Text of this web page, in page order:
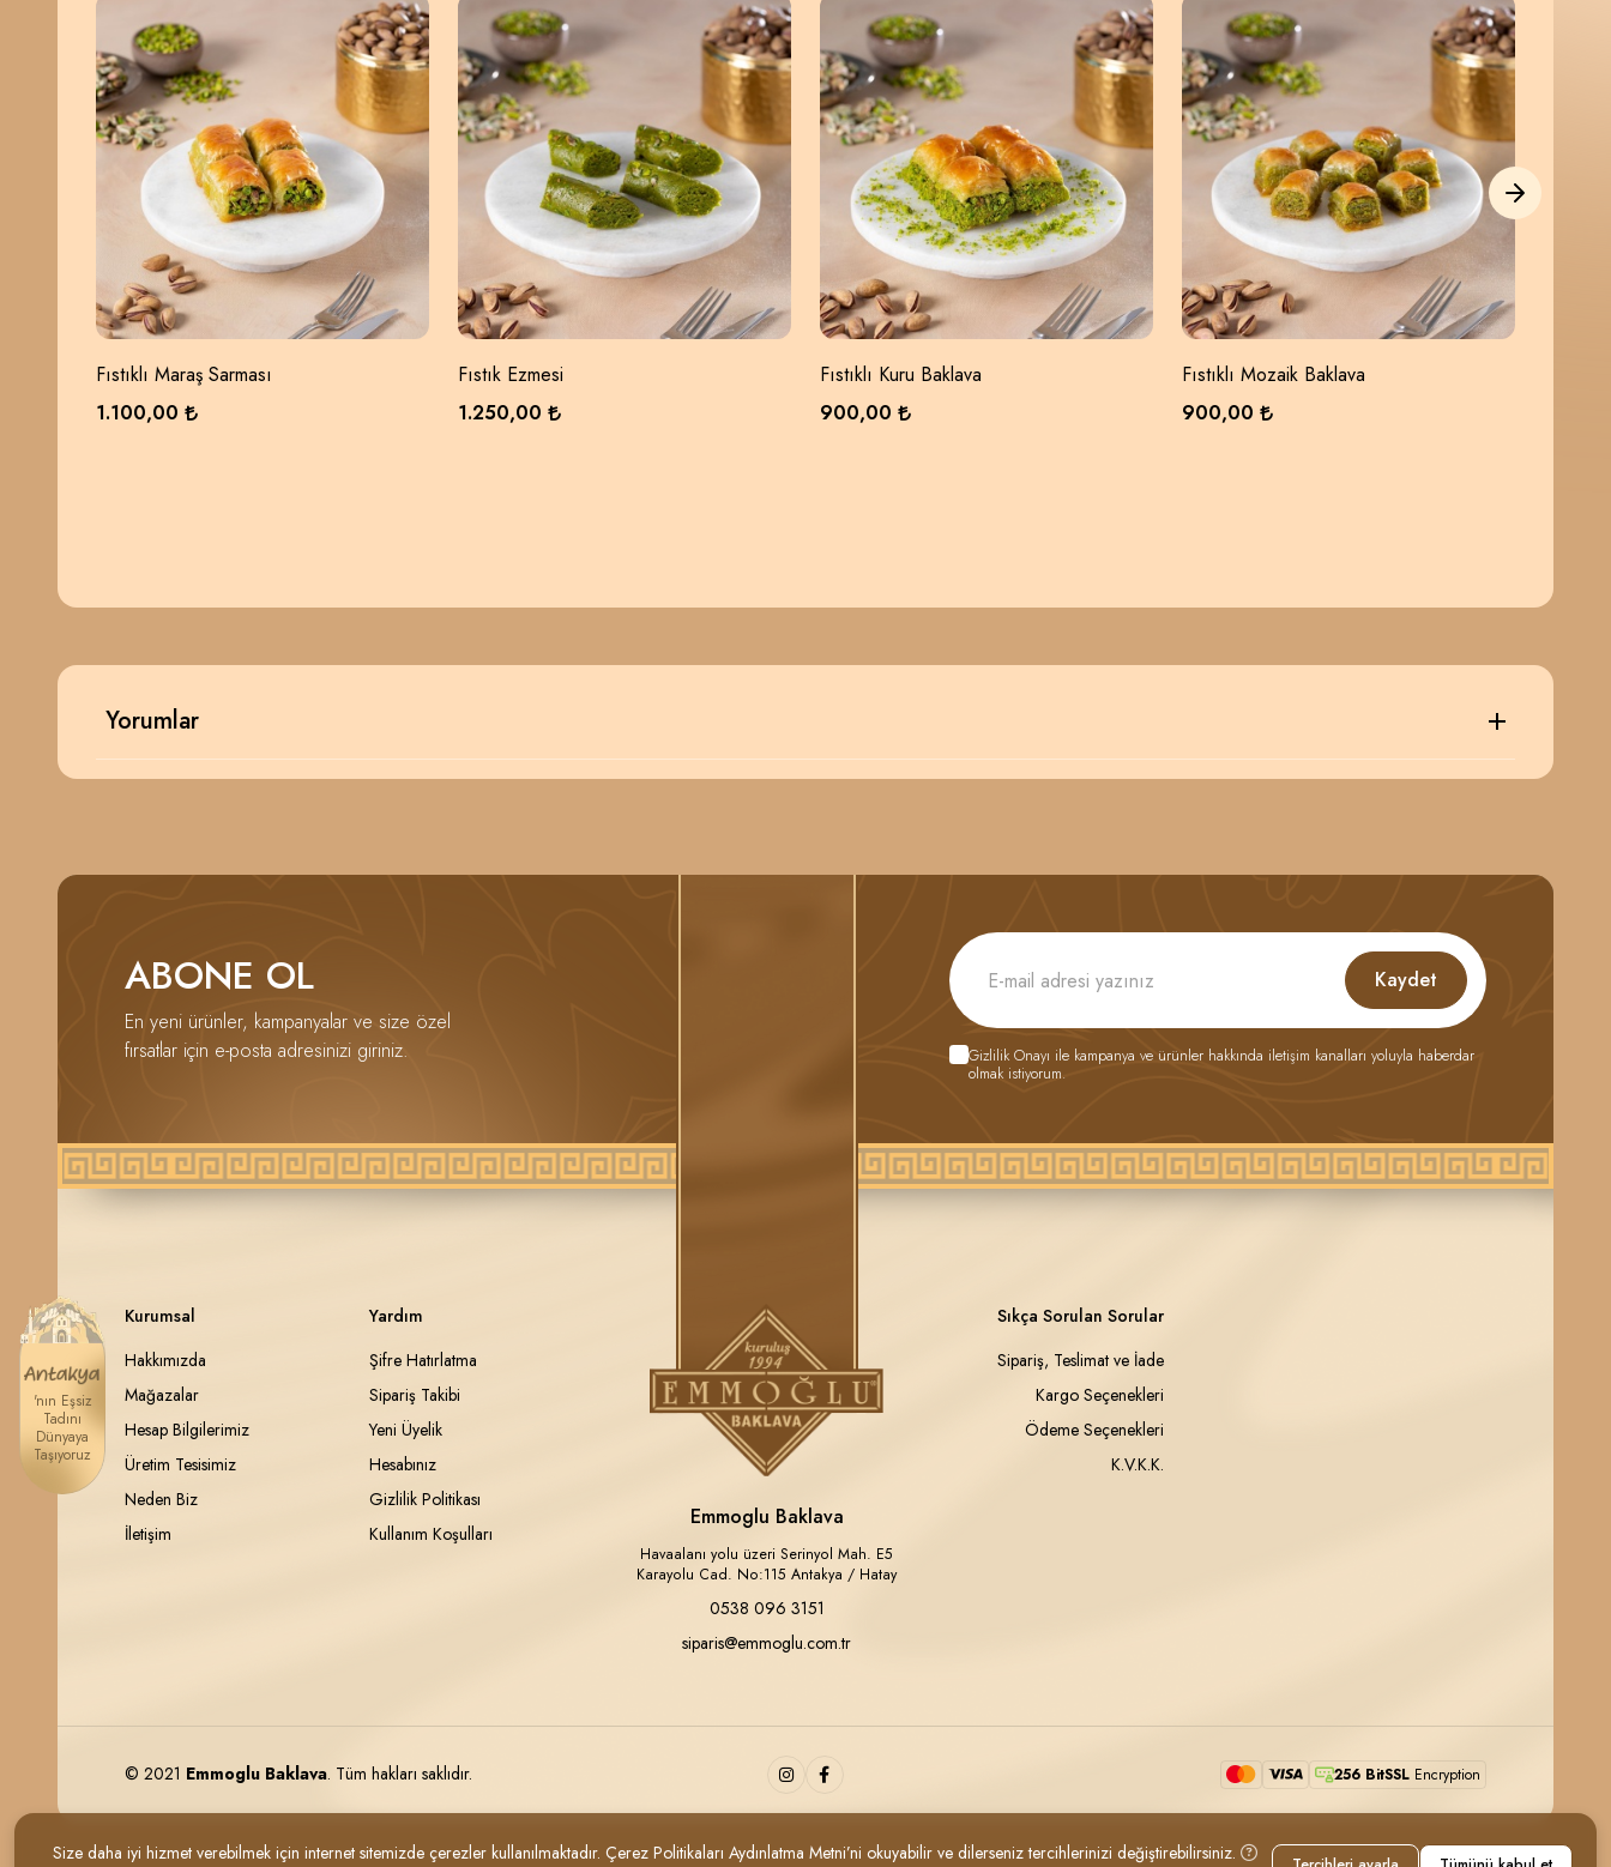
Fıstıklı Maraş Sarması
1.100,00
Fıstık Ezmesi
1.250,00
Fıstıklı Kuru Baklava
900,00
Fıstıklı Mozaik Baklava
900,00
Yorumlar
ABONE OL
En yeni ürünler, kampanyalar ve size özel
fırsatlar için e-posta adresinizi giriniz.
Kaydet
Gizlilik Onayı ile kampanya ve ürünler hakkında iletişim kanalları yoluyla haberdar
olmak istiyorum.
Kurumsal
Hakkımızda
Mağazalar
Hesap Bilgilerimiz
Üretim Tesisimiz
Neden Biz
İletişim
Yardım
Şifre Hatırlatma
Sipariş Takibi
Yeni Üyelik
Hesabınız
Gizlilik Politikası
Kullanım Koşulları
Sıkça Sorulan Sorular
Sipariş, Teslimat ve İade
Kargo Seçenekleri
Ödeme Seçenekleri
K.V.K.K.
Emmoglu Baklava
Havaalanı yolu üzeri Serinyol Mah. E5
Karayolu Cad. No:115 Antakya / Hatay
0538 096 3151
siparis@emmoglu.com.tr
© 2021 Emmoglu Baklava. Tüm hakları saklıdır. 256 BitSSLEncryption
'nın Eşsiz
Tadını
Dünyaya
Taşıyoruz
Size daha iyi hizmet verebilmek için internet sitemizde çerezler kullanılmaktadır. Çerez Politikaları Aydınlatma Metni’ni okuyabilir ve dilerseniz tercihlerinizi değiştirebilirsiniz.